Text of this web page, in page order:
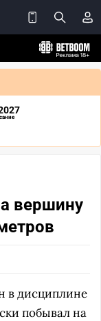
вершину
в дисциплине
побывал на